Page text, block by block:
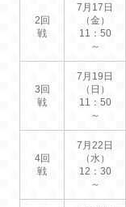
2回
戦
7月17日
（金）
11：50
～
3回
戦
7月19日
（日）
11：50
～
4回
戦
7月22日
（水）
12：30
～